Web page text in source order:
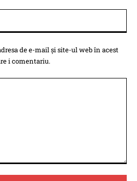
de e-mail și site-ul web în acest
i comentariu.